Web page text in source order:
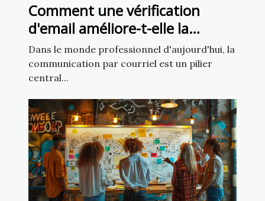
Comment une vérification
d'email améliore-t-elle la
communication d'entreprise ?
Dans le monde professionnel d'aujourd'hui, la
communication par courriel est un pilier
central...